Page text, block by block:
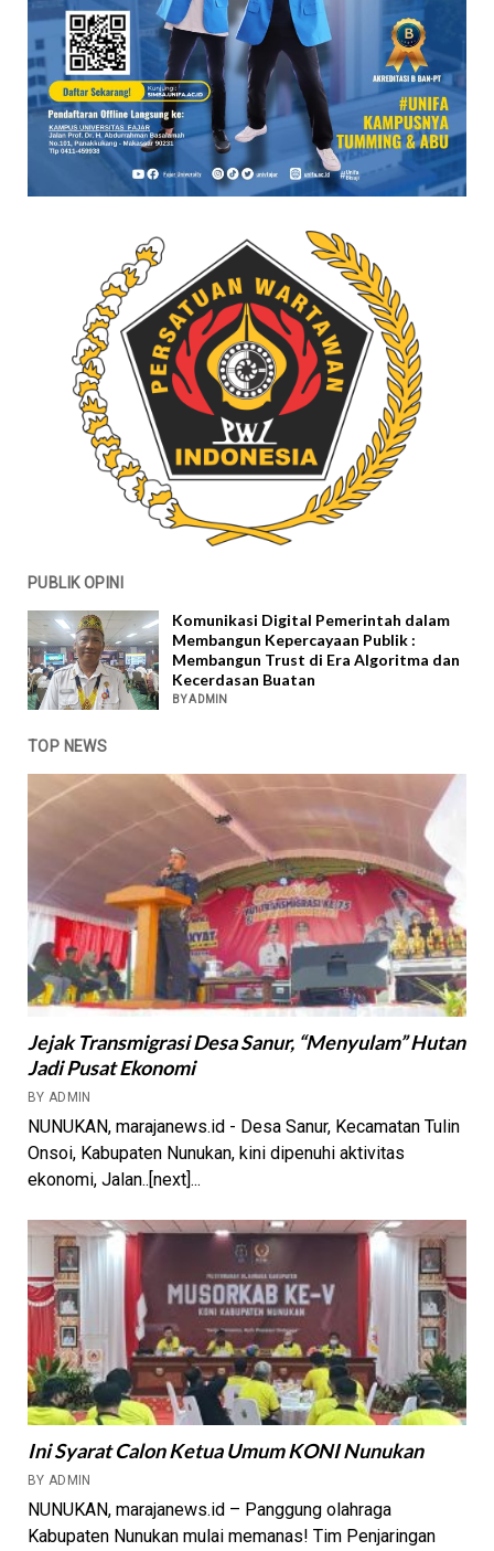
PUBLIK OPINI
Komunikasi Digital Pemerintah dalam
Membangun Kepercayaan Publik :
Membangun Trust di Era Algoritma dan
Kecerdasan Buatan
BY ADMIN
TOP NEWS
Jejak Transmigrasi Desa Sanur, “Menyulam” Hutan
Jadi Pusat Ekonomi
BY ADMIN
NUNUKAN, marajanews.id - Desa Sanur, Kecamatan Tulin
Onsoi, Kabupaten Nunukan, kini dipenuhi aktivitas
ekonomi, Jalan..[next]...
Ini Syarat Calon Ketua Umum KONI Nunukan
BY ADMIN
NUNUKAN, marajanews.id – Panggung olahraga
Kabupaten Nunukan mulai memanas! Tim Penjaringan